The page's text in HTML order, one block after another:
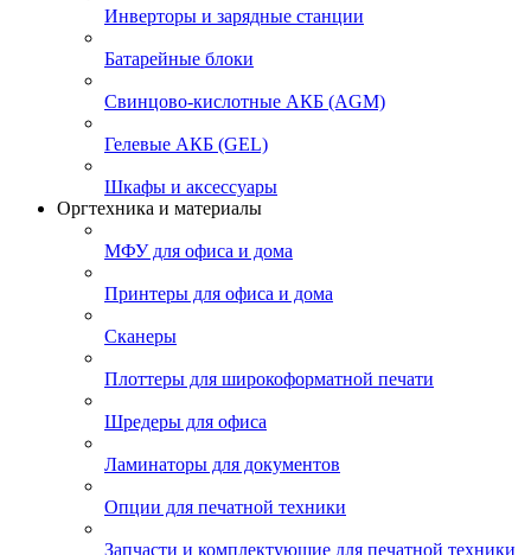
Инверторы и зарядные станции
Батарейные блоки
Свинцово-кислотные АКБ (AGM)
Гелевые АКБ (GEL)
Шкафы и аксессуары
Оргтехника и материалы
МФУ для офиса и дома
Принтеры для офиса и дома
Сканеры
Плоттеры для широкоформатной печати
Шредеры для офиса
Ламинаторы для документов
Опции для печатной техники
Запчасти и комплектующие для печатной техники